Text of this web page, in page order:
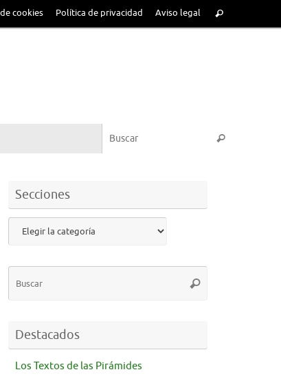
cookies Política de privacidad Aviso legal
Secciones
Destacados
Los Textos de las Pirámides